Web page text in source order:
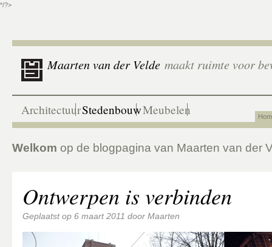
*/?>
Maarten van der Velde maakt ruimte voor
ArchitectuurStedenbouwMeubelen
Welkom op de blogpagina van Maarten van der
Ontwerpen is verbinden
Geplaatst op 6 maart 2011 door Maarten